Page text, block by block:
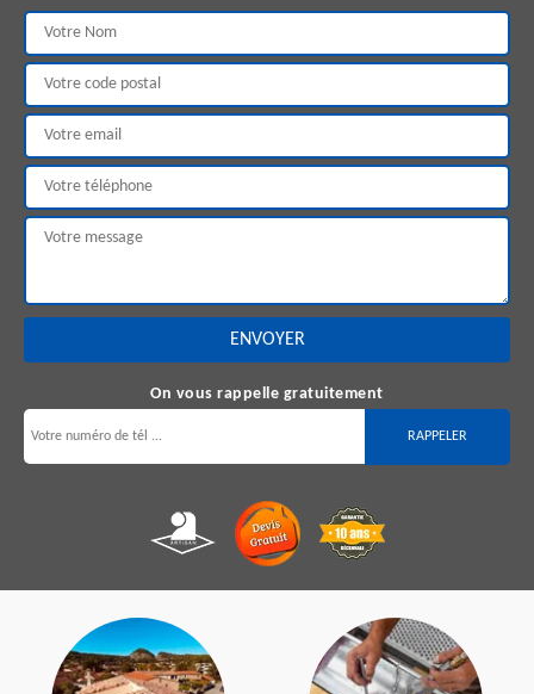
On vous rappelle gratuitement